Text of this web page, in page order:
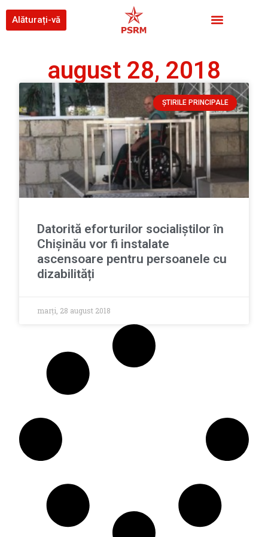
Alăturați-vă
august 28, 2018
ȘTIRILE PRINCIPALE
Datorită eforturilor socialiștilor în
Chișinău vor fi instalate
ascensoare pentru persoanele cu
dizabilități
marți, 28 august 2018